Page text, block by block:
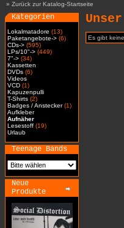
» Zurück zur Katalog-Startseite
Kategorien
Lokalmatadore (13)
Paketangebote-> (6)
CDs-> (595)
LPs/10"-> (449)
7"-> (34)
Kassetten
DVDs (6)
Videos
VCD (1)
Kapuzenpulli
T-Shirts (2)
Badges / Anstecker(1)
Aufkleber
Aufnäher
Lesestoff (19)
Urlaub
Teenage Bands
Neue
Produkte
Es gibt